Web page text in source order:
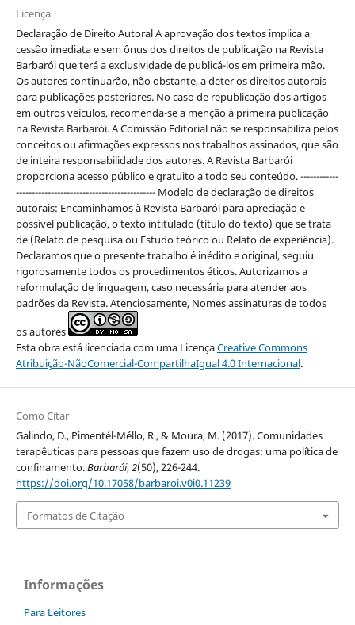
Licença
Declaração de Direito Autoral A aprovação dos textos implica a
cessão imediata e sem ônus dos direitos de publicação na Revista
Barbarói que terá a exclusividade de publicá-los em primeira mão.
Os autores continuarão, não obstante, a deter os direitos autorais
para publicações posteriores. No caso de republicação dos artigos
em outros veículos, recomenda-se a menção à primeira publicação
na Revista Barbarói. A Comissão Editorial não se responsabiliza pelos
conceitos ou afirmações expressos nos trabalhos assinados, que são
de inteira responsabilidade dos autores. A Revista Barbarói
proporciona acesso público e gratuito a todo seu conteúdo. ------------
-------------------------------------------- Modelo de declaração de direitos
autorais: Encaminhamos à Revista Barbarói para apreciação e
possível publicação, o texto intitulado (título do texto) que se trata
de (Relato de pesquisa ou Estudo teórico ou Relato de experiência).
Declaramos que o presente trabalho é inédito e original, seguiu
rigorosamente todos os procedimentos éticos. Autorizamos a
reformulação de linguagem, caso necessária para atender aos
padrões da Revista. Atenciosamente, Nomes assinaturas de todos
os autores
Esta obra está licenciada com uma LicençaCreative Commons
Atribuição-NãoComercial-CompartilhaIgual 4.0 Internacional.
Como Citar
Galindo, D., Pimentél-Méllo, R., & Moura, M. (2017). Comunidades
terapêuticas para pessoas que fazem uso de drogas: uma política de
confinamento.Barbarói,2(50), 226-244.
https://doi.org/10.17058/barbaroi.v0i0.11239
Formatos de Citação
Informações
Para Leitores